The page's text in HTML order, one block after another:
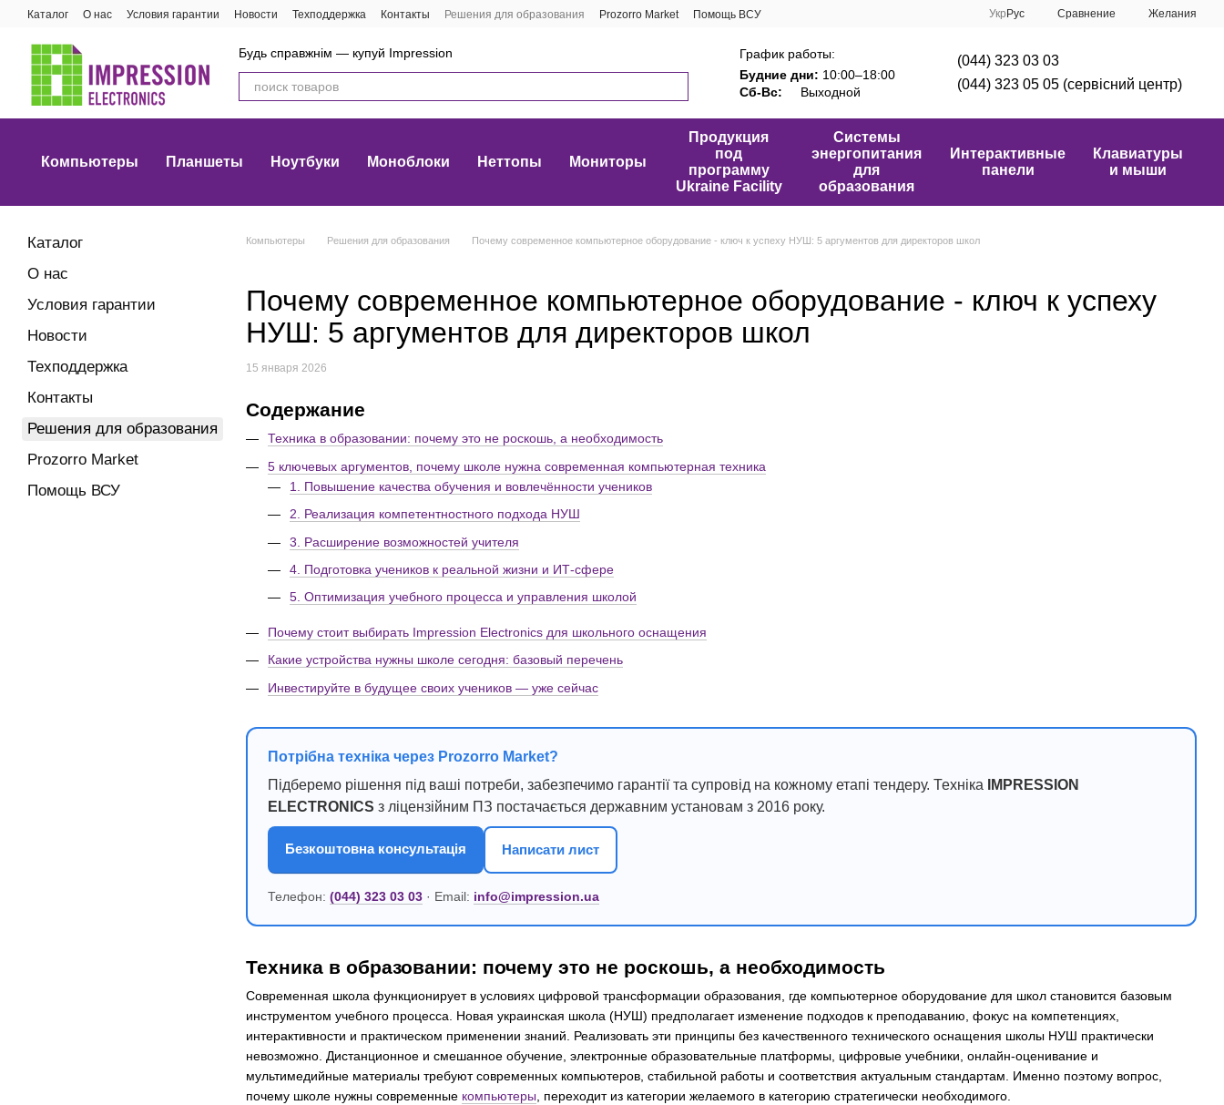
Перейти к основному контенту
Каталог О нас Условия гарантии Новости Техподдержка Контакты Решения для образования Prozorro Market Помощь ВСУ Укр Рус Сравнение Желания
Будь справжнім — купуй Impression
График работы:
Будние дни: 10:00–18:00
Сб-Вс:
Выходной
(044) 323 03 03
(044) 323 05 05 (сервісний центр)
Компьютеры Планшеты Ноутбуки Моноблоки Неттопы Мониторы
Продукция
под
программу
Ukraine Facility
Системы
энергопитания
для
образования
Интерактивные
панели
Клавиатуры
и мыши
Компьютеры Решения для образования Почему современное компьютерное оборудование - ключ к успеху НУШ: 5 аргументов для директоров школ
Почему современное компьютерное оборудование - ключ к успеху
НУШ: 5 аргументов для директоров школ
15 января 2026
Содержание
Техника в образовании: почему это не роскошь, а необходимость
5 ключевых аргументов, почему школе нужна современная компьютерная техника
1. Повышение качества обучения и вовлечённости учеников
2. Реализация компетентностного подхода НУШ
3. Расширение возможностей учителя
4. Подготовка учеников к реальной жизни и ИТ-сфере
5. Оптимизация учебного процесса и управления школой
Почему стоит выбирать Impression Electronics для школьного оснащения
Какие устройства нужны школе сегодня: базовый перечень
Инвестируйте в будущее своих учеников — уже сейчас
Потрібна техніка через Prozorro Market?
Підберемо рішення під ваші потреби, забезпечимо гарантії та супровід на кожному етапі тендеру. Техніка
IMPRESSION
ELECTRONICS з ліцензійним ПЗ постачається державним установам з 2016 року.
Безкоштовна консультація Написати лист
Телефон: (044) 323 03 03 · Email: info@impression.ua
Техника в образовании: почему это не роскошь, а необходимость
Современная школа функционирует в условиях цифровой трансформации образования, где компьютерное оборудование для школ становится базовым
инструментом учебного процесса. Новая украинская школа (НУШ) предполагает изменение подходов к преподаванию, фокус на компетенциях,
интерактивности и практическом применении знаний. Реализовать эти принципы без качественного технического оснащения школы НУШ практически
невозможно. Дистанционное и смешанное обучение, электронные образовательные платформы, цифровые учебники, онлайн-оценивание и
мультимедийные материалы требуют современных компьютеров, стабильной работы и соответствия актуальным стандартам. Именно поэтому вопрос,
почему школе нужны современные компьютеры, переходит из категории желаемого в категорию стратегически необходимого.
Каталог
О нас
Условия гарантии
Новости
Техподдержка
Контакты
Решения для образования
Prozorro Market
Помощь ВСУ